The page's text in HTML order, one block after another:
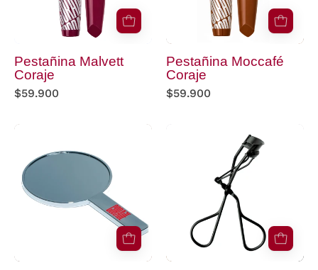
Pestañina Malvett
Coraje
$59.900
Pestañina Moccafé
Coraje
$59.900
Platinum
Coraje
Encrespador
Negro
Intenso